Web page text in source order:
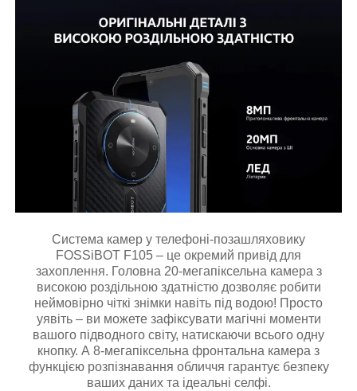
Система камер у телефоні-позашляховику
FOSSiBOT F105 – це окремий привід для
захоплення. Головна 20-мегапіксельна камера з
високою роздільною здатністю дозволяє робити
неймовірно чіткі знімки навіть під водою! Просто
уявіть – ви можете зафіксувати магічні моменти
вашого підводного світу, натискаючи всього одну
кнопку. А 8-мегапіксельна фронтальна камера з
функцією розпізнавання обличчя гарантує безпеку
ваших даних та ідеальні селфі.